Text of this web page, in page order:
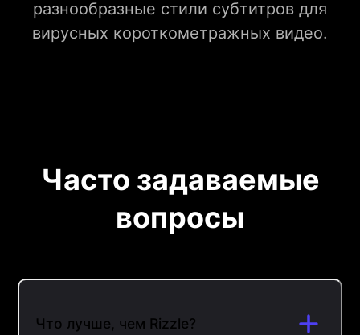
разнообразные стили субтитров для
вирусных короткометражных видео.
Часто задаваемые
вопросы
Что лучше, чем Rizzle?